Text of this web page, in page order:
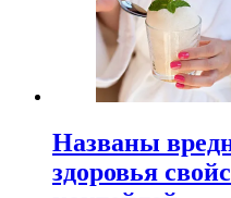
Названы
здоровья